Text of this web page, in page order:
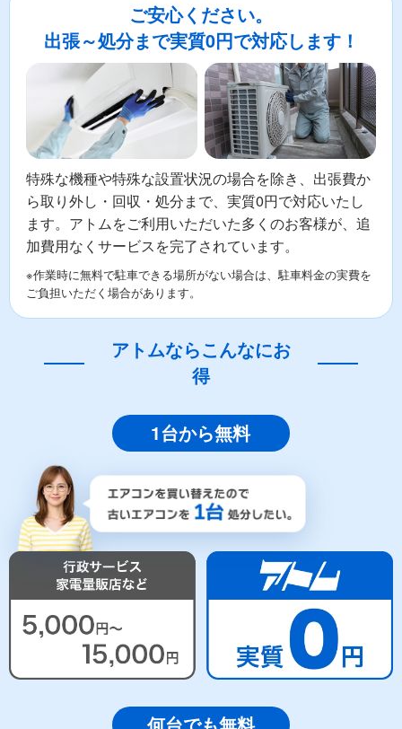
ご安心ください。
出張～処分まで実質0円で対応します！
特殊な機種や特殊な設置状況の場合を除き、出張費か
ら取り外し・回収・処分まで、実質0円で対応いたし
ます。アトムをご利用いただいた多くのお客様が、追
加費用なくサービスを完了されています。
※作業時に無料で駐車できる場所がない場合は、駐車料金の実費を
ご負担いただく場合があります。
アトムならこんなにお
得
1台から無料